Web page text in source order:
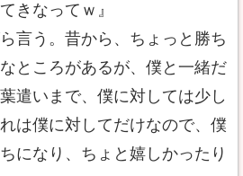
きなってｗ』
言う。昔から、ちょっと勝ち
ところがあるが、僕と一緒だ
遣いまで、僕に対しては少し
は僕に対してだけなので、僕
になり、ちょと嬉しかったり